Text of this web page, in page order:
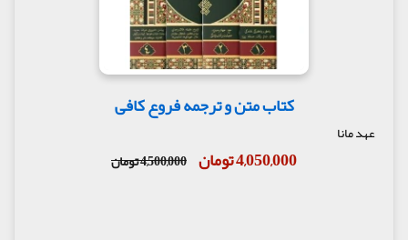
کتاب متن و ترجمه فروع کافی
عهد مانا
4,050,000 تومان 4,500,000 تومان